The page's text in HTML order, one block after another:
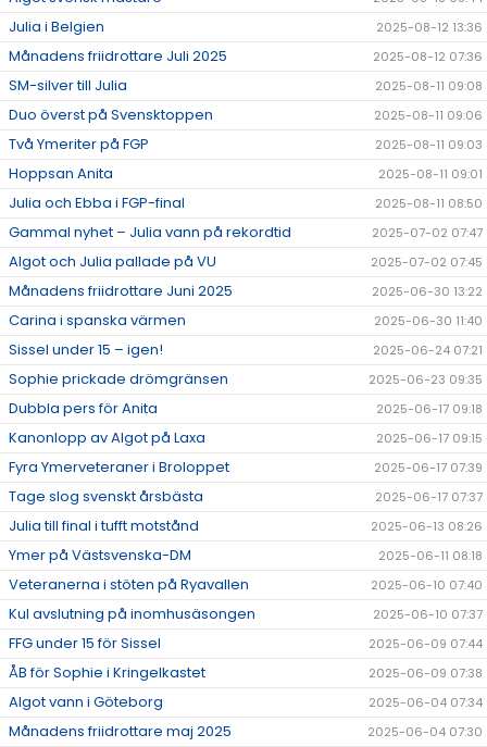
Julia i Belgien 2025-08-12 13:36
Månadens friidrottare Juli 2025 2025-08-12 07:36
SM-silver till Julia 2025-08-11 09:08
Duo överst på Svensktoppen 2025-08-11 09:06
Två Ymeriter på FGP 2025-08-11 09:03
Hoppsan Anita 2025-08-11 09:01
Julia och Ebba i FGP-final 2025-08-11 08:50
Gammal nyhet – Julia vann på rekordtid 2025-07-02 07:47
Algot och Julia pallade på VU 2025-07-02 07:45
Månadens friidrottare Juni 2025 2025-06-30 13:22
Carina i spanska värmen 2025-06-30 11:40
Sissel under 15 – igen! 2025-06-24 07:21
Sophie prickade drömgränsen 2025-06-23 09:35
Dubbla pers för Anita 2025-06-17 09:18
Kanonlopp av Algot på Laxa 2025-06-17 09:15
Fyra Ymerveteraner i Broloppet 2025-06-17 07:39
Tage slog svenskt årsbästa 2025-06-17 07:37
Julia till final i tufft motstånd 2025-06-13 08:26
Ymer på Västsvenska-DM 2025-06-11 08:18
Veteranerna i stöten på Ryavallen 2025-06-10 07:40
Kul avslutning på inomhusäsongen 2025-06-10 07:37
FFG under 15 för Sissel 2025-06-09 07:44
ÅB för Sophie i Kringelkastet 2025-06-09 07:38
Algot vann i Göteborg 2025-06-04 07:34
Månadens friidrottare maj 2025 2025-06-04 07:30